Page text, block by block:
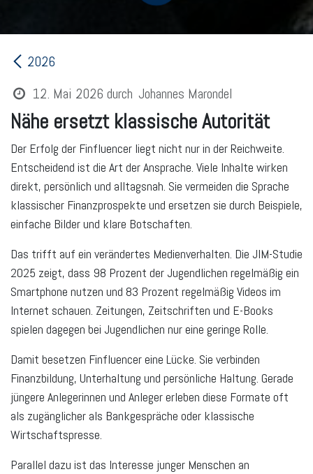
2026
12. Mai 2026 durch Johannes Marondel
Nähe ersetzt klassische Autorität
Der Erfolg der Finfluencer liegt nicht nur in der Reichweite.
Entscheidend ist die Art der Ansprache. Viele Inhalte wirken
direkt, persönlich und alltagsnah. Sie vermeiden die Sprache
klassischer Finanzprospekte und ersetzen sie durch Beispiele,
einfache Bilder und klare Botschaften.
Das trifft auf ein verändertes Medienverhalten. Die JIM-Studie
2025 zeigt, dass 98 Prozent der Jugendlichen regelmäßig ein
Smartphone nutzen und 83 Prozent regelmäßig Videos im
Internet schauen. Zeitungen, Zeitschriften und E-Books
spielen dagegen bei Jugendlichen nur eine geringe Rolle.
Damit besetzen Finfluencer eine Lücke. Sie verbinden
Finanzbildung, Unterhaltung und persönliche Haltung. Gerade
jüngere Anlegerinnen und Anleger erleben diese Formate oft
als zugänglicher als Bankgespräche oder klassische
Wirtschaftspresse.
Parallel dazu ist das Interesse junger Menschen an